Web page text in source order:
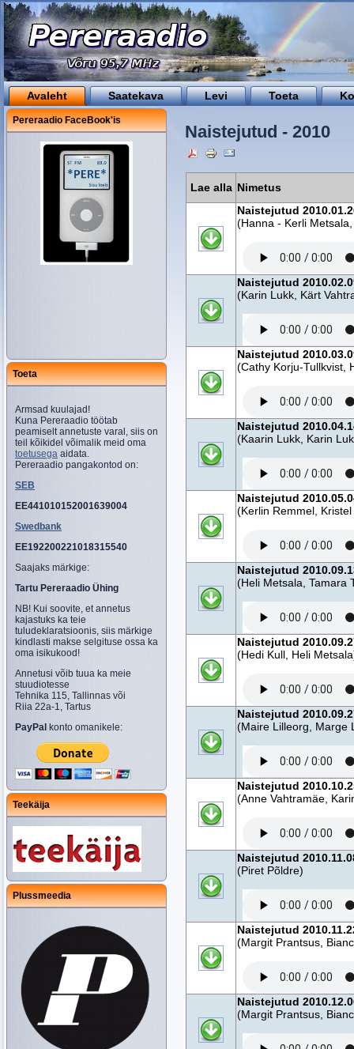
Avaleht Saatekava Levi Toeta
Pereraadio FaceBook'is
Toeta
Armsad kuulajad!
Kuna Pereraadio töötab
peamiselt annetuste varal, siis on
teil kõikidel võimalik meid oma
toetusega aidata.
Pereraadio pangakontod on:
SEB
EE441010152001639004
Swedbank
EE192200221018315540
Saajaks märkige:
Tartu Pereraadio Ühing
NB! Kui soovite, et annetus
kajastuks ka teie
tuludeklaratsioonis, siis märkige
kindlasti makse selgituse ossa ka
oma isikukood!
Annetusi võib tuua ka meie
stuudiotesse
Tehnika 115, Tallinnas või
Riia 22a-1, Tartus
PayPal konto omanikele:
Teekäija
Plussmeedia
Naistejutud - 2010
Lae alla Nimetus
Naistejutud
(Hanna - Kerli
Naistejutud
(Karin Lukk, Kärt
Naistejutud
(Cathy Korju-Tullkvist,
Naistejutud
(Kaarin Lukk, Karin
Naistejutud
(Kerlin Remmel,
Naistejutud
(Heli Metsala, Tamara
Naistejutud
(Hedi Kull, Heli
Naistejutud
(Maire Lilleorg, Marge
Naistejutud
(Anne Vahtramäe,
Naistejutud
(Piret Põldre)
Naistejutud
(Margit Prantsus,
Naistejutud
(Margit Prantsus,